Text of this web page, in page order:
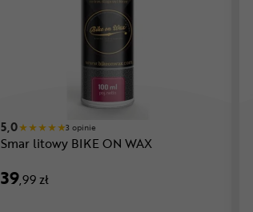
5,0 3 opinie
Smar litowy BIKE ON WAX
39,99 zł